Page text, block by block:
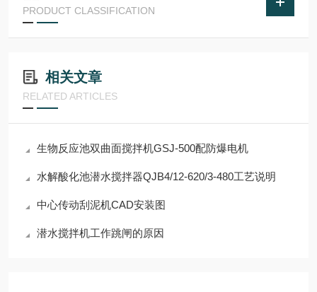
PRODUCT CLASSIFICATION
相关文章
RELATED ARTICLES
生物反应池双曲面搅拌机GSJ-500配防爆电机
水解酸化池潜水搅拌器QJB4/12-620/3-480工艺说明
中心传动刮泥机CAD安装图
潜水搅拌机工作跳闸的原因